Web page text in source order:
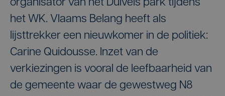
organisator van het Duivels park tijdens
het WK. Vlaams Belang heeft als
lijsttrekker een nieuwkomer in de politiek:
Carine Quidousse. Inzet van de
verkiezingen is vooral de leefbaarheid van
de gemeente waar de gewestweg N8